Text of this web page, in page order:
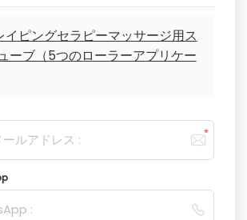
イピングセラピーマッサージ用ス
ーブ（5つのローラーアプリケー